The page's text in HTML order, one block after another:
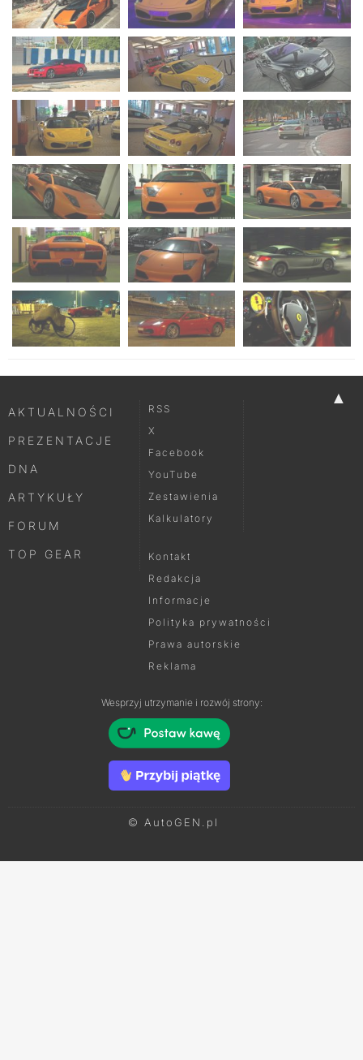
▲
AKTUALNOŚCI
PREZENTACJE
DNA
ARTYKUŁY
FORUM
TOP GEAR
RSS
X
Facebook
YouTube
Zestawienia
Kalkulatory
Kontakt
Redakcja
Informacje
Polityka prywatności
Prawa autorskie
Reklama
Wesprzyj utrzymanie i rozwój strony:
© AutoGEN.pl